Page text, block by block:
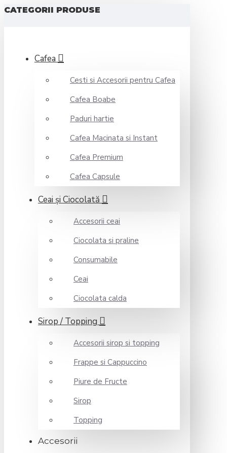
CATEGORII PRODUSE
Cafea
Cesti si Accesorii pentru Cafea
Cafea Boabe
Paduri hartie
Cafea Macinata si Instant
Cafea Premium
Cafea Capsule
Ceai şi Ciocolată
Accesorii ceai
Ciocolata si praline
Consumabile
Ceai
Ciocolata calda
Sirop / Topping
Accesorii sirop si topping
Frappe si Cappuccino
Piure de Fructe
Sirop
Topping
Accesorii